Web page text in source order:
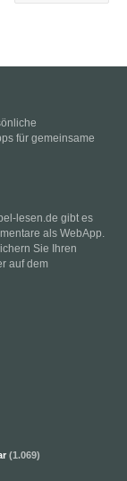
für gemeinsame
lesen.de gibt es
als WebApp.
Sie Ihren
auf dem
(1.069)